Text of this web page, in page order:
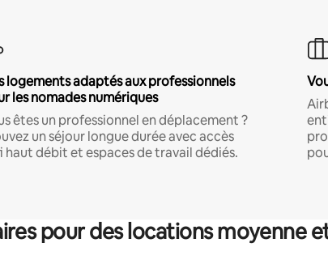
logements adaptés aux professionnels
les nomades numériques
êtes un professionnel en déplacement ?
un séjour longue durée avec accès
haut débit et espaces de travail dédiés.
pour des locations moyenne